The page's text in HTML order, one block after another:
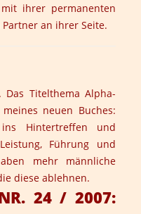
ihrer permanenten
an ihrer Seite.
Das Titelthema Alpha-
neuen Buches:
Hintertreffen und
Führung und
mehr männliche
diese ablehnen.
24 / 2007: